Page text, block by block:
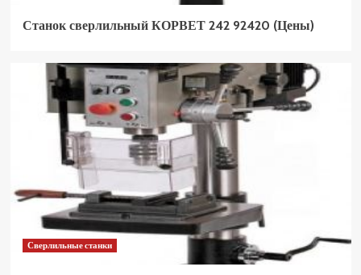
Станок сверлильный КОРВЕТ 242 92420 (Цены)
Сверлильные станки